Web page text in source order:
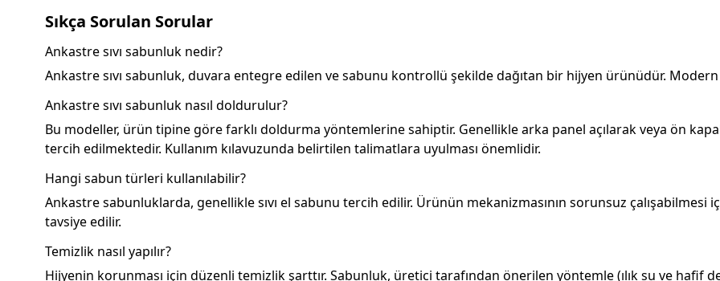
Sıkça Sorulan Sorular
Ankastre sıvı sabunluk nedir?
Ankastre sıvı sabunluk, duvara entegre edilen ve sabunu kontrollü şekilde dağıtan bir hijyen ürünüdür.
Ankastre sıvı sabunluk nasıl doldurulur?
Bu modeller, ürün tipine göre farklı doldurma yöntemlerine sahiptir. Genellikle arka panel açılarak veya ön
tercih edilmektedir. Kullanım kılavuzunda belirtilen talimatlara uyulması önemlidir.
Hangi sabun türleri kullanılabilir?
Ankastre sabunluklarda, genellikle sıvı el sabunu tercih edilir. Ürünün mekanizmasının sorunsuz
tavsiye edilir.
Temizlik nasıl yapılır?
Hijyenin korunması için düzenli temizlik şarttır. Sabunluk, üretici tarafından önerilen yöntemle (ılık su ve hafif